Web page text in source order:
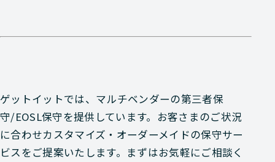
ゲットイットでは、マルチベンダーの第三者保
守/EOSL保守を提供しています。お客さまのご状況
に合わせカスタマイズ・オーダーメイドの保守サー
ビスをご提案いたします。まずはお気軽にご相談く